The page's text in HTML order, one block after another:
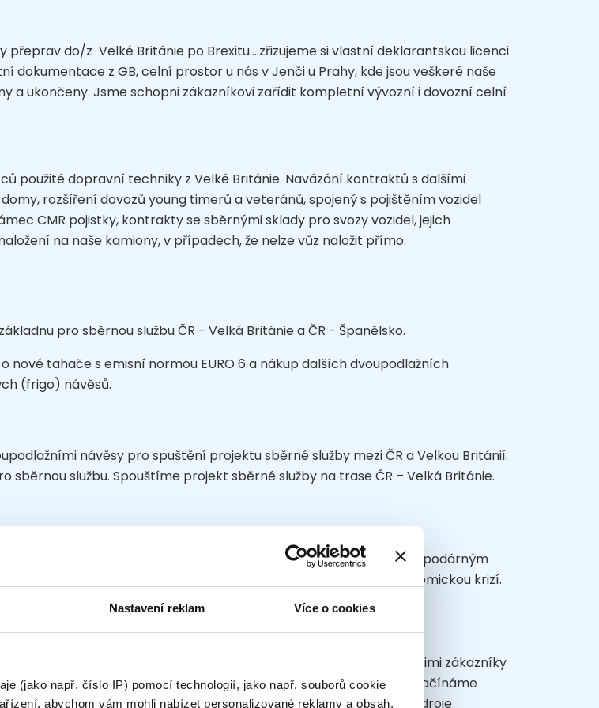
Nastavení reklam Více o cookies
(jako např. číslo IP) pomocí technologií, jako např. souborů cookie
abychom vám mohli nabízet personalizované reklamy a obsah,
přeprav do/z Velké Británie po Brexitu....zřizujeme si vlastní deklarantskou licenci
dokumentace z GB, celní prostor u nás v Jenči u Prahy, kde jsou veškeré naše
a ukončeny. Jsme schopni zákazníkovi zařídit kompletní vývozní i dovozní celní
použité dopravní techniky z Velké Británie. Navázání kontraktů s dalšími
rozšíření dovozů young timerů a veteránů, spojený s pojištěním vozidel
CMR pojistky, kontrakty se sběrnými sklady pro svozy vozidel, jejich
na naše kamiony, v případech, že nelze vůz naložit přímo.
pro sběrnou službu ČR - Velká Británie a ČR - Španělsko.
nové tahače s emisní normou EURO 6 a nákup dalších dvoupodlažních
(frigo) návěsů.
návěsy pro spuštění projektu sběrné služby mezi ČR a Velkou Británií.
sběrnou službu. Spouštíme projekt sběrné služby na trase ČR – Velká Británie.
kvality přeprav a odbornou připravenost řidičů spojenou s hospodárným
jízdy. Cítíme, že to je recept na méně trnitý průchod ekonomickou krizí.
tahače Volvo FH13. Prohlubujeme dlouhodobou spolupráci s našimi zákazníky
Británií, většina našich vozů je nasazena právě na této trase. Začínáme
ČR osobní vozy z anglických pojišťoven pro jejich další využití jako zdroje